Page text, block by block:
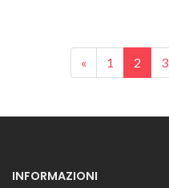
Posts navigation
« 1 2 3
INFORMAZIONI